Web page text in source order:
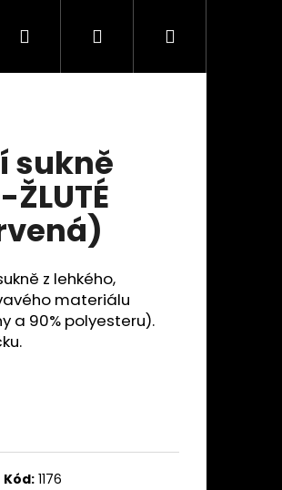
SUKNĚ SE SEDLEM A KAPSAMI
Hledat PřihlášeníNákupní
sukně
ŽLUTÉ
z lehkého,
materiálu
a 90% polyesteru).
Kód: 1176